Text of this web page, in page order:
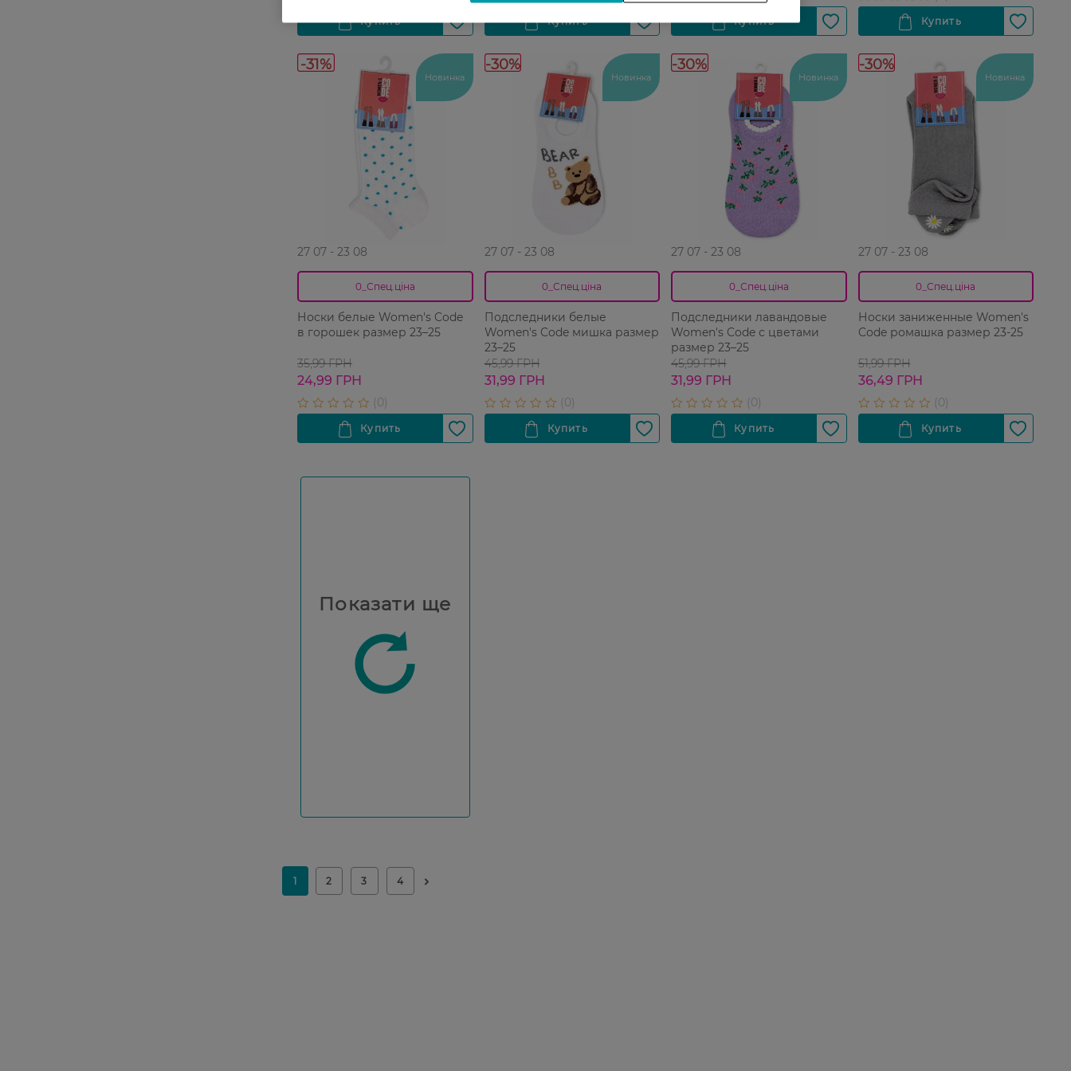
-31%
Новинка
27 07 - 23 08
0_Спец.ціна
Носки белые Women's Code
в горошек размер 23–25
35,99 ГРН
24,99 ГРН
-30%
Новинка
27 07 - 23 08
0_Спец.ціна
Подследники белые
Women's Code мишка размер
23–25
45,99 ГРН
31,99 ГРН
-30%
Новинка
27 07 - 23 08
0_Спец.ціна
Подследники лавандовые
Women's Code с цветами
размер 23–25
45,99 ГРН
31,99 ГРН
-30%
Новинка
27 07 - 23 08
0_Спец.ціна
Носки заниженные Women's
Code ромашка размер 23-25
51,99 ГРН
36,49 ГРН
Показати ще